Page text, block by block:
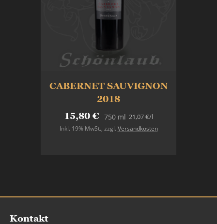
CABERNET SAUVIGNON
2018
15,80 € 750 ml
Inkl. 19% MwSt., zzgl. Versandkosten
21,07 €/l
Kontakt